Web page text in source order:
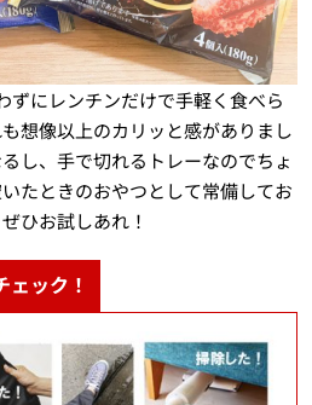
ずにレンチンだけで手軽く食べら
想像以上のカリッと感がありまし
し、手で切れるトレーなのでちょ
たときのおやつとして常備してお
ひお試しあれ！
ック！